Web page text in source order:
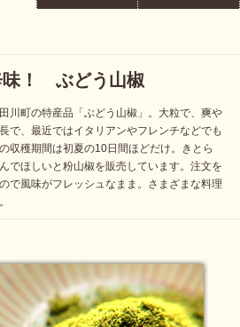
味！ ぶどう山椒
川町の特産品「ぶどう山椒」。大粒で、爽や
で、最近ではイタリアンやフレンチなどでも
収穫期間は初夏の10日間ほどだけ。きとら
でほしいと粉山椒を販売しています。注文を
で風味がフレッシュなまま。さまざまな料理